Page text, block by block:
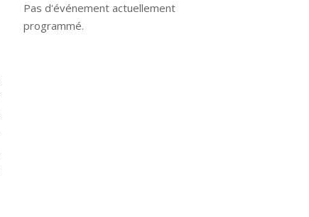
Pas d'événement actuellement
programmé.